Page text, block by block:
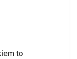
to